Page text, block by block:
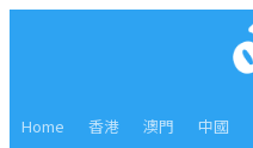
Home 香港 澳門 中國